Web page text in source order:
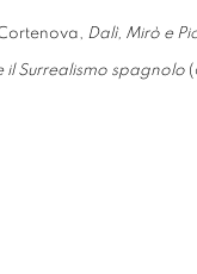
Dalì, Mirò e
il Surrealismo spagnolo